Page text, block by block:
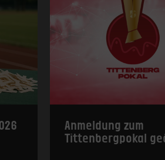
Anmeldung zum
Tittenbergpokal